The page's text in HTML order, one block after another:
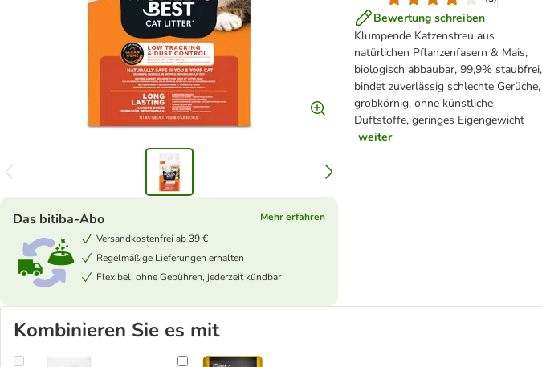
Bewertung schreiben
Klumpende Katzenstreu aus
natürlichen Pflanzenfasern & Mais,
biologisch abbaubar, 99,9% staubfrei,
bindet zuverlässig schlechte Gerüche,
grobkörnig, ohne künstliche
Duftstoffe, geringes Eigengewicht
weiter
Das bitiba-Abo
Mehr erfahren
Versandkostenfrei ab 39 €
Regelmäßige Lieferungen erhalten
Flexibel, ohne Gebühren, jederzeit kündbar
Kombinieren Sie es mit